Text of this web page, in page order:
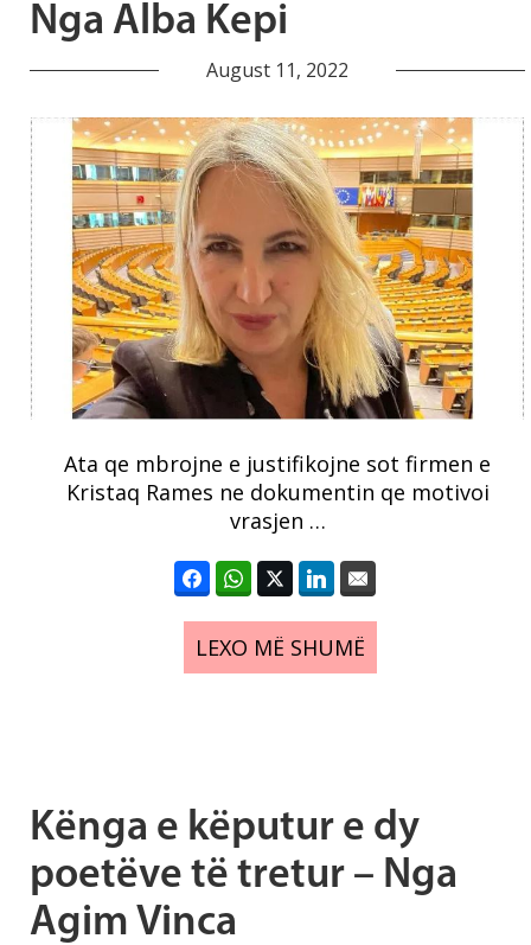
Nga Alba Kepi
August 11, 2022
Ata qe mbrojne e justifikojne sot firmen e
Kristaq Rames ne dokumentin qe motivoi
vrasjen …
LEXO MË SHUMË
Kënga e këputur e dy
poetëve të tretur – Nga
Agim Vinca